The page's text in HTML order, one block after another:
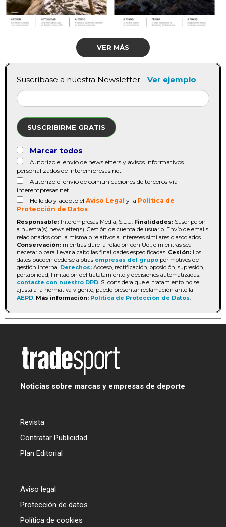
VER MÁS
Suscríbase a nuestra Newsletter - Ver ejemplo
SUSCRIBIRME GRATIS
Marcar todos
Autorizo el envío de newsletters y avisos informativos
personalizados de interempresas.net
Autorizo el envío de comunicaciones de terceros vía
interempresas.net
He leído y acepto el Aviso Legal y la Política de
Protección de Datos
Responsable: Interempresas Media, S.L.U. Finalidades: Suscripción
a nuestra(s) newsletter(s). Gestión de cuenta de usuario. Envío de emails
relacionados con la misma o relativos a intereses similares o asociados.
Conservación: mientras dure la relación con Ud., o mientras sea
necesario para llevar a cabo las finalidades especificadas. Cesión: Los
datos pueden cederse a otras empresas del grupo por motivos de
gestión interna. Derechos: Acceso, rectificación, oposición, supresión,
portabilidad, limitación del tratatamiento y decisiones automatizadas:
contacte con nuestro DPD. Si considera que el tratamiento no se
ajusta a la normativa vigente, puede presentar reclamación ante la
AEPD. Más información: Política de Protección de Datos.
Noticias sobre marcas y empresas de deporte
Revista
Contratar Publicidad
Plan Editorial
Aviso legal
Protección de datos
Política de cookies